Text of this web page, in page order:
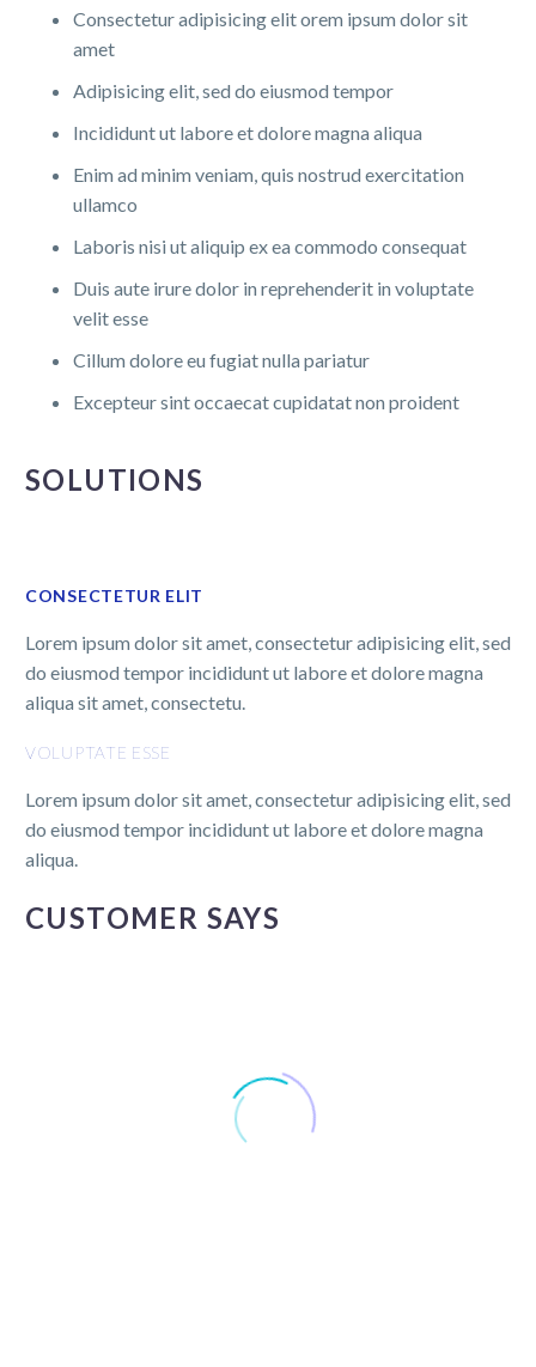
Consectetur adipisicing elit orem ipsum dolor sit
amet
Adipisicing elit, sed do eiusmod tempor
Incididunt ut labore et dolore magna aliqua
Enim ad minim veniam, quis nostrud exercitation
ullamco
Laboris nisi ut aliquip ex ea commodo consequat
Duis aute irure dolor in reprehenderit in voluptate
velit esse
Cillum dolore eu fugiat nulla pariatur
Excepteur sint occaecat cupidatat non proident
SOLUTIONS
CONSECTETUR ELIT
Lorem ipsum dolor sit amet, consectetur adipisicing elit, sed
do eiusmod tempor incididunt ut labore et dolore magna
aliqua sit amet, consectetu.
VOLUPTATE ESSE
Lorem ipsum dolor sit amet, consectetur adipisicing elit, sed
do eiusmod tempor incididunt ut labore et dolore magna
aliqua.
CUSTOMER SAYS